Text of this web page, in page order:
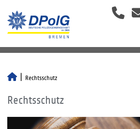
Rechtsschutz
Rechtsschutz